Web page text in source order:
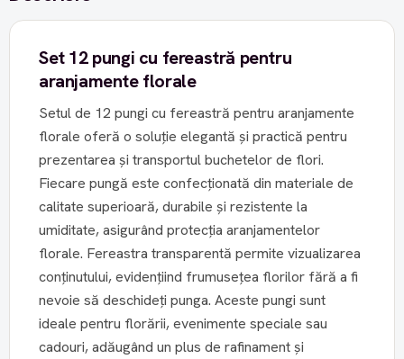
Set 12 pungi cu fereastră pentru
aranjamente florale
Setul de 12 pungi cu fereastră pentru aranjamente
florale oferă o soluție elegantă și practică pentru
prezentarea și transportul buchetelor de flori.
Fiecare pungă este confecționată din materiale de
calitate superioară, durabile și rezistente la
umiditate, asigurând protecția aranjamentelor
florale. Fereastra transparentă permite vizualizarea
conținutului, evidențiind frumusețea florilor fără a fi
nevoie să deschideți punga. Aceste pungi sunt
ideale pentru florării, evenimente speciale sau
cadouri, adăugând un plus de rafinament și